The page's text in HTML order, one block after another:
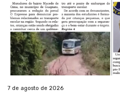
7 de agosto de 2026